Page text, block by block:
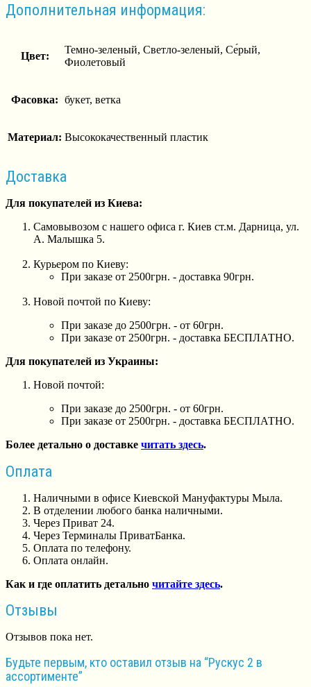
Дополнительная информация:
Цвет:
Темно-зеленый, Светло-зеленый, Се́рый,
Фиолетовый
Фасовка: букет, ветка
Материал: Высококачественный пластик
Доставка
Для покупателей из Киева:
Самовывозом с нашего офиса г. Киев ст.м. Дарница, ул.
А. Малышка 5.
Курьером по Киеву:
При заказе от 2500грн. - доставка 90грн.
Новой почтой по Киеву:
При заказе до 2500грн. - от 60грн.
При заказе от 2500грн. - доставка БЕСПЛАТНО.
Для покупателей из Украины:
Новой почтой:
При заказе до 2500грн. - от 60грн.
При заказе от 2500грн. - доставка БЕСПЛАТНО.
Более детально о доставке читать здесь.
Оплата
Наличными в офисе Киевской Мануфактуры Мыла.
В отделении любого банка наличными.
Через Приват 24.
Через Терминалы ПриватБанка.
Оплата по телефону.
Оплата онлайн.
Как и где оплатить детально читайте здесь.
Отзывы
Отзывов пока нет.
Будьте первым, кто оставил отзыв на “Рускус 2 в
ассортименте”